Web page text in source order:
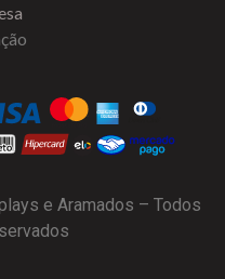
e Aramados – Todos